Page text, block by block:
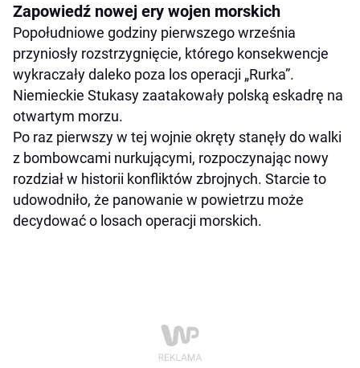
Zapowiedź nowej ery wojen morskich
Popołudniowe godziny pierwszego września
przyniosły rozstrzygnięcie, którego konsekwencje
wykraczały daleko poza los operacji „Rurka”.
Niemieckie Stukasy zaatakowały polską eskadrę na
otwartym morzu.
Po raz pierwszy w tej wojnie okręty stanęły do walki
z bombowcami nurkującymi, rozpoczynając nowy
rozdział w historii konfliktów zbrojnych. Starcie to
udowodniło, że panowanie w powietrzu może
decydować o losach operacji morskich.